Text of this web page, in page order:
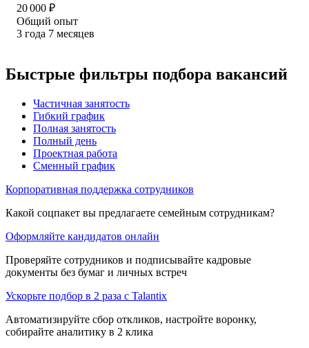
20 000 ₽
Общий опыт
3 года 7 месяцев
Быстрые фильтры подбора вакансий
Частичная занятость
Гибкий график
Полная занятость
Полный день
Проектная работа
Сменный график
Корпоративная поддержка сотрудников
Какой соцпакет вы предлагаете семейным сотрудникам?
Оформляйте кандидатов онлайн
Проверяйте сотрудников и подписывайте кадровые
документы без бумаг и личных встреч
Ускорьте подбор в 2 раза с Talantix
Автоматизируйте сбор откликов, настройте воронку,
собирайте аналитику в 2 клика